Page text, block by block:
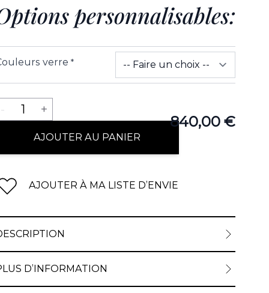
personnalisables:
verre *
840,00 €
- 1 +
AJOUTER AU PANIER
AJOUTER À MA LISTE D’ENVIE
D’INFORMATION